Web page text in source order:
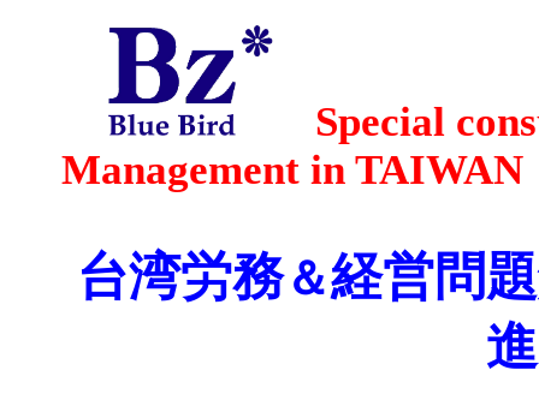
Special
Management in TAIWAN
台湾労務＆経営問